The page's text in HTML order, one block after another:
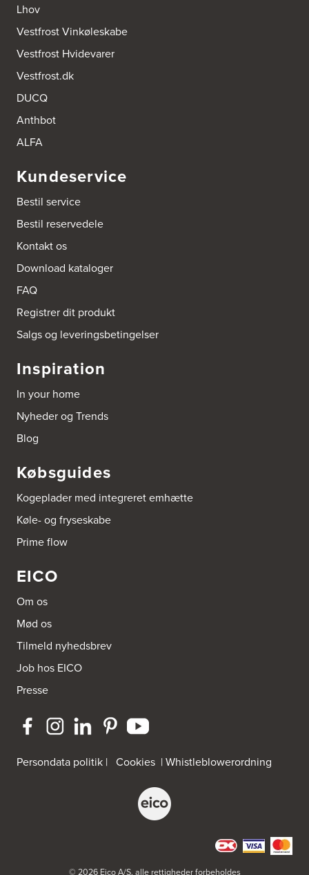
Lhov
Vestfrost Vinkøleskabe
Vestfrost Hvidevarer
Vestfrost.dk
DUCQ
Anthbot
ALFA
Kundeservice
Bestil service
Bestil reservedele
Kontakt os
Download kataloger
FAQ
Registrer dit produkt
Salgs og leveringsbetingelser
Inspiration
In your home
Nyheder og Trends
Blog
Købsguides
Kogeplader med integreret emhætte
Køle- og fryseskabe
Prime flow
EICO
Om os
Mød os
Tilmeld nyhedsbrev
Job hos EICO
Presse
Persondata politik | Cookies |Whistleblowerordning
© 2026 Eico A/S, alle rettigheder forbeholdes